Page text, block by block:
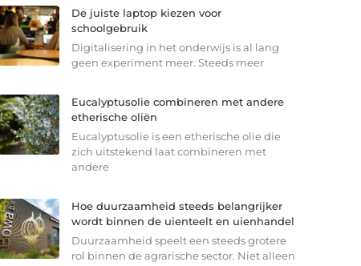
De juiste laptop kiezen voor
schoolgebruik
Digitalisering in het onderwijs is al lang
geen experiment meer. Steeds meer
Eucalyptusolie combineren met andere
etherische oliën
Eucalyptusolie is een etherische olie die
zich uitstekend laat combineren met
andere
Hoe duurzaamheid steeds belangrijker
wordt binnen de uienteelt en uienhandel
Duurzaamheid speelt een steeds grotere
rol binnen de agrarische sector. Niet alleen